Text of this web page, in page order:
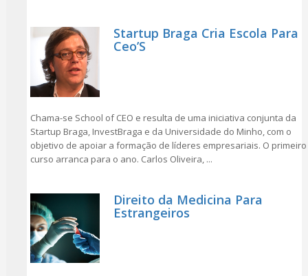
Startup Braga Cria Escola Para
Ceo’S
Chama-se School of CEO e resulta de uma iniciativa conjunta da
Startup Braga, InvestBraga e da Universidade do Minho, com o
objetivo de apoiar a formação de líderes empresariais. O primeiro
curso arranca para o ano. Carlos Oliveira, ...
Direito da Medicina Para
Estrangeiros